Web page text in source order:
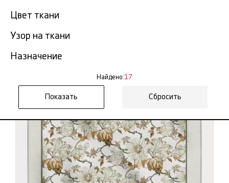
Фильтр
Цвет ткани
Узор на ткани
Назначение
Найдено:17
Сбросить
NEW